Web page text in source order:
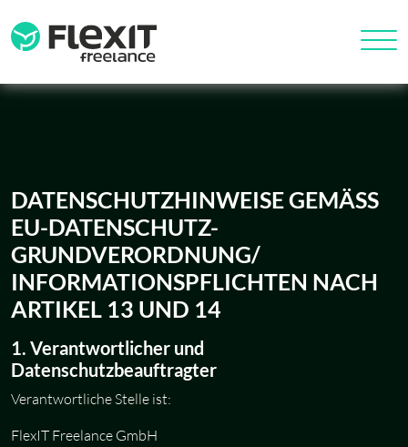
DATENSCHUTZHINWEISE GEMÄSS E
U-DATENSCHUTZ-G
RUNDVERORDNUNG/ I
NFORMATIONSPFLICHTEN NACH A
RTIKEL 13 UND 14
1. Verantwortlicher und
Datenschutzbeauftragter
Verantwortliche Stelle ist:
FlexIT Freelance GmbH